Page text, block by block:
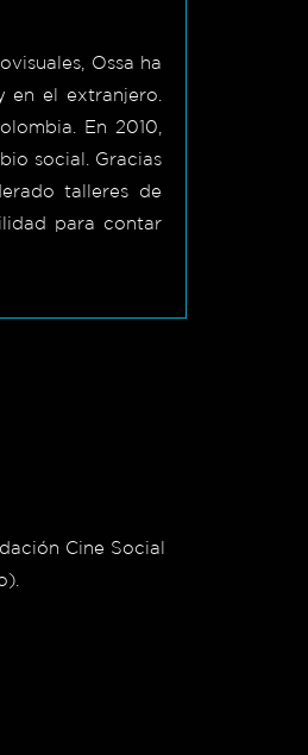
Ossa ha
en el extranjero.
En 2010,
social. Gracias
talleres de
para contar
Cine Social